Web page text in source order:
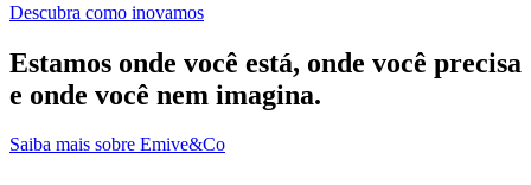
Descubra como inovamos
Estamos onde você está, onde você precisa
e onde você nem imagina.
Saiba mais sobre Emive&Co